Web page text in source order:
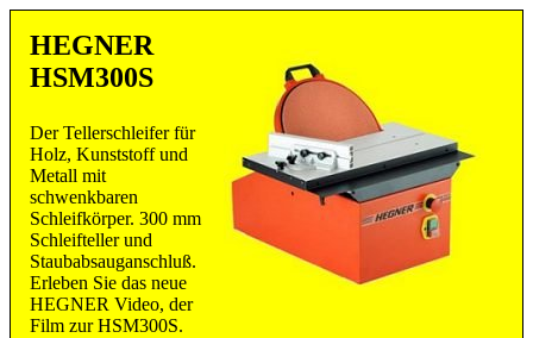
HEGNER
HSM300S
Der Tellerschleifer für
Holz, Kunststoff und
Metall mit
schwenkbaren
Schleifkörper. 300 mm
Schleifteller und
Staubabsauganschluß.
Erleben Sie das neue
HEGNER Video, der
Film zur HSM300S.